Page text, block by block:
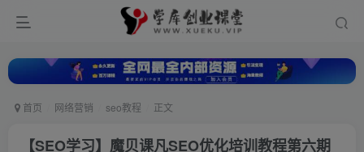
首页 网络营销 seo教程 正文
【SEO学习】魔贝课凡SEO优化培训教程第六期